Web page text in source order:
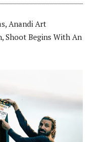
Anandi Art
Shoot Begins With An